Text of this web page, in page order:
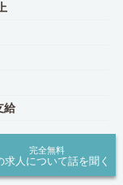
給
完全無料
求人について話を聞く